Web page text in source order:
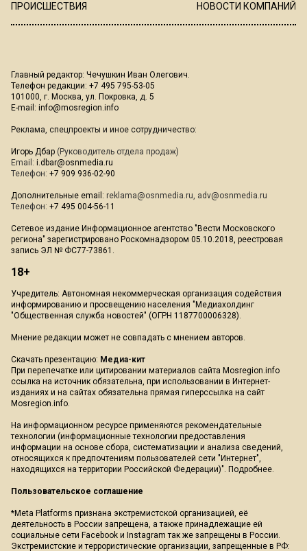
ПРОИСШЕСТВИЯ
НОВОСТИ КОМПАНИЙ
Главный редактор: Чечушкин Иван Олегович.
Телефон редакции: +7 495 795-53-05
101000, г. Москва, ул. Покровка, д. 5
E-mail: info@mosregion.info
Реклама, спецпроекты и иное сотрудничество:
Игорь Дбар (Руководитель отдела продаж)
Email: i.dbar@osnmedia.ru
Телефон: +7 909 936-02-90
Дополнительные email: reklama@osnmedia.ru, adv@osnmedia.ru
Телефон: +7 495 004-56-11
Сетевое издание Информационное агентство "Вести Московского
региона" зарегистрировано Роскомнадзором 05.10.2018, реестровая
запись ЭЛ № ФС77-73861.
18+
Учредитель: Автономная некоммерческая организация содействия
информированию и просвещению населения "Медиахолдинг
"Общественная служба новостей" (ОГРН 1187700006328).
Мнение редакции может не совпадать с мнением авторов.
Скачать презентацию: Медиа-кит
При перепечатке или цитировании материалов сайта Mosregion.info
ссылка на источник обязательна, при использовании в Интернет-
изданиях и на сайтах обязательна прямая гиперссылка на сайт
Mosregion.info.
На информационном ресурсе применяются рекомендательные
технологии (информационные технологии предоставления
информации на основе сбора, систематизации и анализа сведений,
относящихся к предпочтениям пользователей сети "Интернет",
находящихся на территории Российской Федерации)". Подробнее.
Пользовательское соглашение
*Meta Platforms признана экстремистской организацией, её
деятельность в России запрещена, а также принадлежащие ей
социальные сети Facebook и Instagram так же запрещены в России.
Экстремистские и террористические организации, запрещенные в РФ: